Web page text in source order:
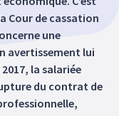
Cour de cassation
une
avertissement lui
la salariée
du contrat de